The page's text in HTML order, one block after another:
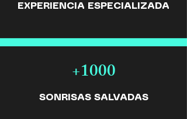
EXPERIENCIA ESPECIALIZADA
+1000
SONRISAS SALVADAS